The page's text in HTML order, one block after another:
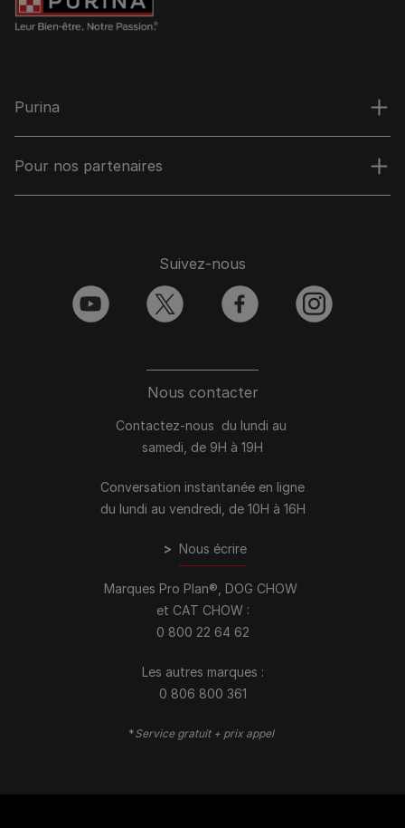
Purina
Pour nos partenaires
Nous contacter
Contactez-nous du lundi au
samedi, de 9H à 19H
Conversation instantanée en ligne
du lundi au vendredi, de 10H à 16H
> Nous écrire
Marques Pro Plan®, DOG CHOW
et CAT CHOW :
0 800 22 64 62
Les autres marques :​
0 806 800 361
*Service gratuit + prix appel
Suivez-nous
youtube twitter facebook instagram